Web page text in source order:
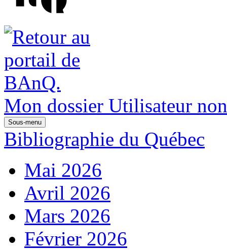
Mon dossier Utilisateur
Sous-menu
Bibliographie du Québec
Mai 2026
Avril 2026
Mars 2026
Février 2026